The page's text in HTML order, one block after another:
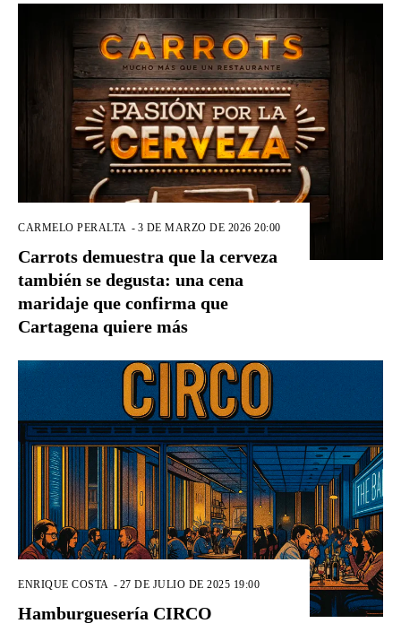
CARMELO PERALTA - 3 DE MARZO DE 2026 20:00
Carrots demuestra que la cerveza
también se degusta: una cena
maridaje que confirma que
Cartagena quiere más
ENRIQUE COSTA - 27 DE JULIO DE 2025 19:00
Hamburguesería CIRCO